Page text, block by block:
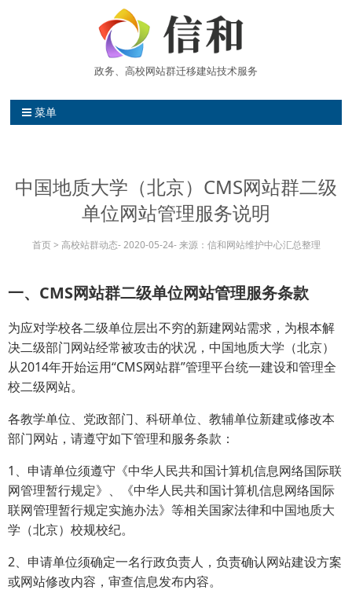
政务、高校网站群迁移建站技术服务
信和网站维护中心 高校网站群建站
菜单
中国地质大学（北京）CMS网站群二级
单位网站管理服务说明
首页> 高校站群动态-2020-05-24-来源：信和网站维护中心汇总整理
一、CMS网站群二级单位网站管理服务条款
为应对学校各二级单位层出不穷的新建网站需求，为根本解
决二级部门网站经常被攻击的状况，中国地质大学（北京）
从2014年开始运用“CMS网站群”管理平台统一建设和管理全
校二级网站。
各教学单位、党政部门、科研单位、教辅单位新建或修改本
部门网站，请遵守如下管理和服务条款：
1、申请单位须遵守《中华人民共和国计算机信息网络国际联
网管理暂行规定》、《中华人民共和国计算机信息网络国际
联网管理暂行规定实施办法》等相关国家法律和中国地质大
学（北京）校规校纪。
2、申请单位须确定一名行政负责人，负责确认网站建设方案
或网站修改内容，审查信息发布内容。